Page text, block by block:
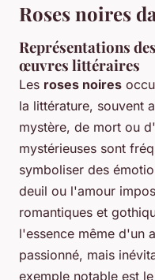
Roses noires
Représentations
œuvres littéraires
Les roses noires
la littérature, souvent
mystère, de mort ou
mystérieuses sont
symboliser des
deuil ou l'amour
romantiques et
l'essence même d'un
passionné, mais
exemple notable est